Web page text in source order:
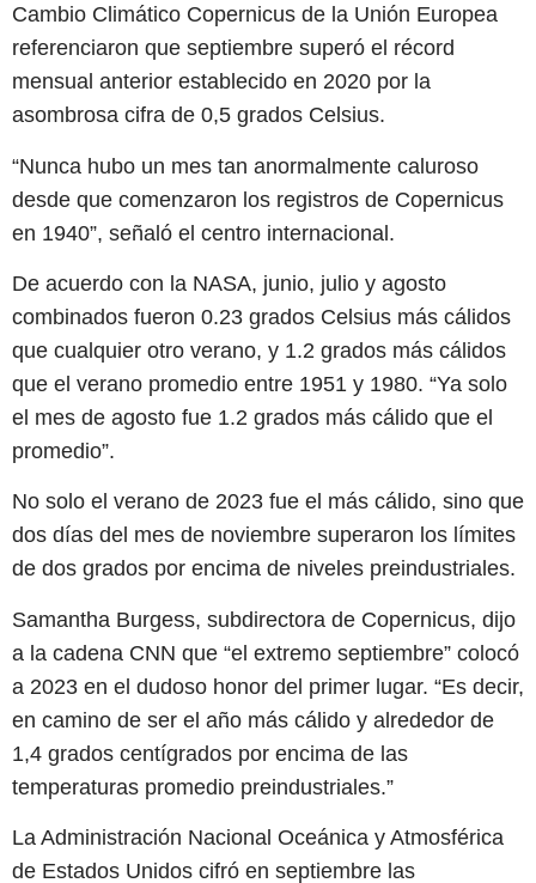
Cambio Climático Copernicus de la Unión Europea
referenciaron que septiembre superó el récord
mensual anterior establecido en 2020 por la
asombrosa cifra de 0,5 grados Celsius.
“Nunca hubo un mes tan anormalmente caluroso
desde que comenzaron los registros de Copernicus
en 1940”, señaló el centro internacional.
De acuerdo con la NASA, junio, julio y agosto
combinados fueron 0.23 grados Celsius más cálidos
que cualquier otro verano, y 1.2 grados más cálidos
que el verano promedio entre 1951 y 1980. “Ya solo
el mes de agosto fue 1.2 grados más cálido que el
promedio”.
No solo el verano de 2023 fue el más cálido, sino que
dos días del mes de noviembre superaron los límites
de dos grados por encima de niveles preindustriales.
Samantha Burgess, subdirectora de Copernicus, dijo
a la cadena CNN que “el extremo septiembre” colocó
a 2023 en el dudoso honor del primer lugar. “Es decir,
en camino de ser el año más cálido y alrededor de
1,4 grados centígrados por encima de las
temperaturas promedio preindustriales.”
La Administración Nacional Oceánica y Atmosférica
de Estados Unidos cifró en septiembre las